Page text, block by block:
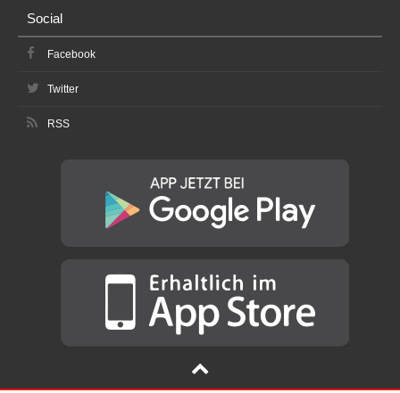
Social
Facebook
Twitter
RSS